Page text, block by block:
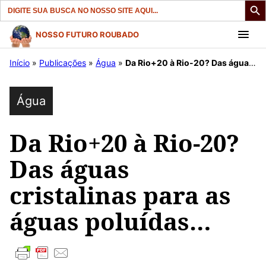
Search
for:
Pular
para
conteúdo
NOSSO FUTURO ROUBADO
Início » Publicações » Água » Da Rio+20 à Rio-20? Das águas cristalinas para as águas poluídas…
Água
Da Rio+20 à Rio-20?
Das águas
cristalinas para as
águas poluídas…